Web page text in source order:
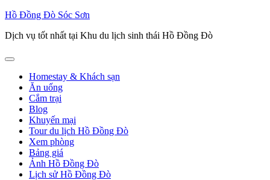
Skip
content
Hồ Đồng Đò Sóc Sơn
Dịch vụ tốt nhất tại Khu du lịch sinh thái Hồ Đồng Đò
Open
ButtonHomestay & Khách sạn
Ăn uống
Cắm trại
Blog
Khuyến mại
Tour du lịch Hồ Đồng Đò
Xem phòng
Bảng giá
Ảnh Hồ Đồng Đò
Lịch sử Hồ Đồng Đò